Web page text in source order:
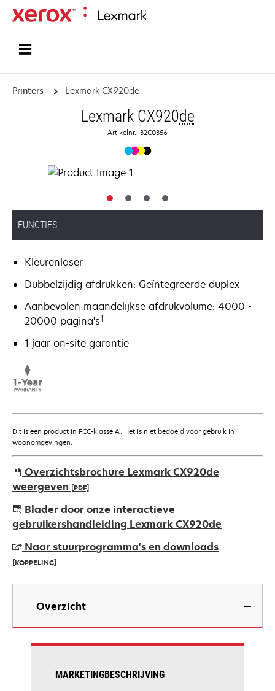
Printers Lexmark CX920de
Lexmark CX920de
Artikelnr.: 32C0356
FUNCTIES
Kleurenlaser
Dubbelzijdig afdrukken: Geïntegreerde duplex
Aanbevolen maandelijkse afdrukvolume: 4000 -
20000 pagina's†
1 jaar on-site garantie
Dit is een product in FCC-klasse A. Het is niet bedoeld voor gebruik in
woonomgevingen.
Overzichtsbrochure Lexmark CX920de
weergeven [PDF]
opens
in
new
tab
Blader door onze interactieve
gebruikershandleiding Lexmark CX920de
Naar stuurprogramma's en downloads
[KOPPELING]
opens
new
Overzicht
MARKETINGBESCHRIJVING